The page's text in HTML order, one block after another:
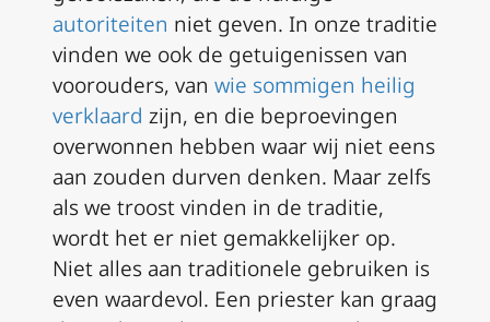
autoriteiten niet geven. In onze traditie
vinden we ook de getuigenissen van
voorouders, van wie sommigen heilig
verklaard zijn, en die beproevingen
overwonnen hebben waar wij niet eens
aan zouden durven denken. Maar zelfs
als we troost vinden in de traditie,
wordt het er niet gemakkelijker op.
Niet alles aan traditionele gebruiken is
even waardevol. Een priester kan graag